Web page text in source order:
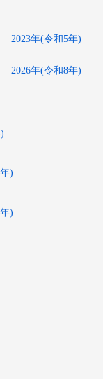
2023年(令和5年)
2026年(令和8年)
)
)